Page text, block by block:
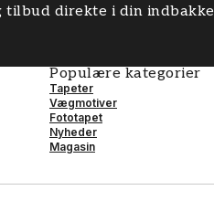
tilbud direkte i din indbakke
Populære kategorier
Tapeter
Vægmotiver
Fototapet
Nyheder
Magasin